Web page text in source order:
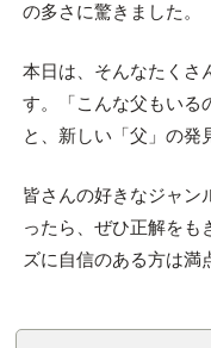
の多さに驚きました。
本日は、そんなたくさ
す。「こんな父もいる
と、新しい「父」の発
皆さんの好きなジャン
ったら、ぜひ正解をも
ズに自信のある方は満